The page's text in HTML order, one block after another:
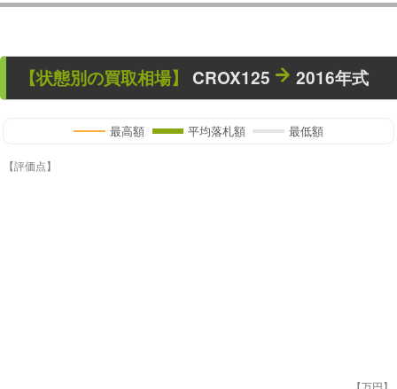
【状態別の買取相場】 CROX125 2016年式
最高額 平均落札額 最低額
【評価点】